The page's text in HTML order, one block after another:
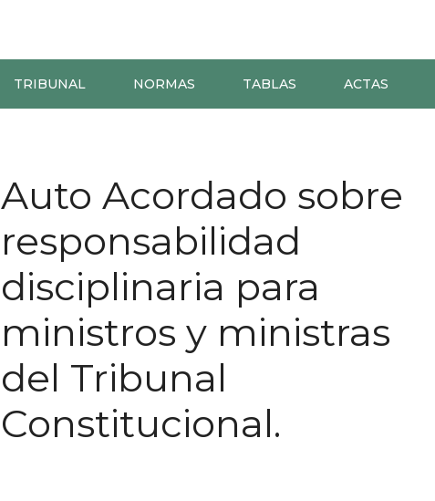
TRIBUNAL NORMAS TABLAS ACTAS
Auto Acordado sobre
responsabilidad
disciplinaria para
ministros y ministras
del Tribunal
Constitucional.